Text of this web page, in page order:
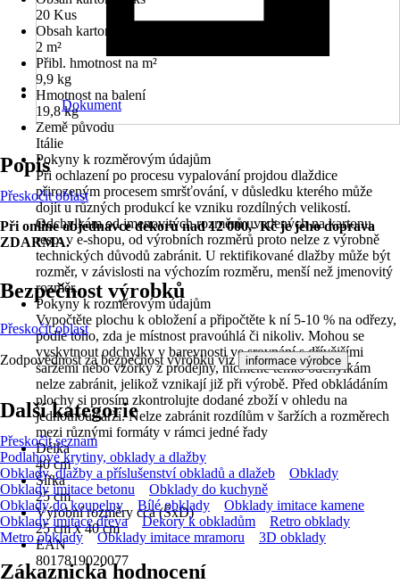
20 Kus
Obsah kartonu v m2
2 m²
Přibl. hmotnost na m²
9,9 kg
Hmotnost na balení
19,8 kg
Země původu
Itálie
Pokyny k rozměrovým údajům
Při ochlazení po procesu vypalování projdou dlaždice
přirozeným procesem smršťování, v důsledku kterého může
dojít u různých produkcí ke vzniku rozdílných velikostí.
Odchylkám od jmenovitých rozměrů uvedených na kartonu,
resp. v e-shopu, od výrobních rozměrů proto nelze z výrobně
technických důvodů zabránit. U rektifikované dlažby může být
rozměr, v závislosti na výchozím rozměru, menší než jmenovitý
rozměr.
Pokyny k rozměrovým údajům
Vypočtěte plochu k obložení a připočtěte k ní 5-10 % na odřezy,
podle toho, zda je místnost pravoúhlá či nikoliv. Mohou se
vyskytnout odchylky v barevnosti ve srovnání s dřívějšími
šaržemi nebo vzorky z prodejny, nicméně těmto odchylkám
nelze zabránit, jelikož vznikají již při výrobě. Před obkládáním
plochy si prosím zkontrolujte dodané zboží v ohledu na
jednotnou šarži. Nelze zabránit rozdílům v šaržích a rozměrech
mezi různými formáty v rámci jedné řady
Délka
40 cm
Šířka
25 cm
Výrobní rozměry cca (ŠxD)
25 cm x 40 cm
EAN
8017819020077
Dokument
Popis
Přeskočit oblast
Při online objednávce dekoru nad 12 000,- Kč je jeho doprava
ZDARMA.
Bezpečnost výrobků
Přeskočit oblast
Zodpovědnost za bezpečnost výrobku viz informace výrobce .
Další kategorie
Přeskočit seznam
Podlahové krytiny, obklady a dlažby
Obklady, dlažby a příslušenství obkladů a dlažeb
Obklady
Obklady imitace betonu
Obklady do kuchyně
Obklady do koupelny
Bílé obklady
Obklady imitace kamene
Obklady imitace dřeva
Dekory k obkladům
Retro obklady
Metro obklady
Obklady imitace mramoru 3D obklady
Zákaznická hodnocení